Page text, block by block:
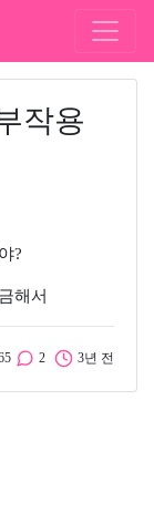
작용
?
해서
2 3년 전